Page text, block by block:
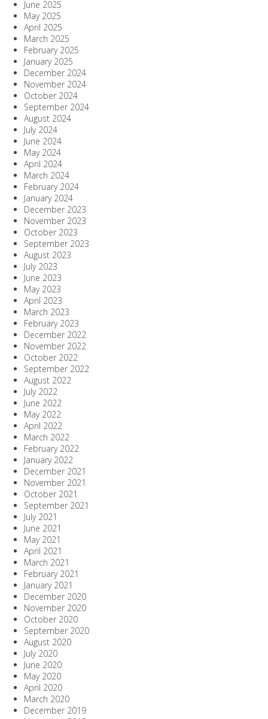
June 2025
May 2025
April 2025
March 2025
February 2025
January 2025
December 2024
November 2024
October 2024
September 2024
August 2024
July 2024
June 2024
May 2024
April 2024
March 2024
February 2024
January 2024
December 2023
November 2023
October 2023
September 2023
August 2023
July 2023
June 2023
May 2023
April 2023
March 2023
February 2023
December 2022
November 2022
October 2022
September 2022
August 2022
July 2022
June 2022
May 2022
April 2022
March 2022
February 2022
January 2022
December 2021
November 2021
October 2021
September 2021
July 2021
June 2021
May 2021
April 2021
March 2021
February 2021
January 2021
December 2020
November 2020
October 2020
September 2020
August 2020
July 2020
June 2020
May 2020
April 2020
March 2020
December 2019